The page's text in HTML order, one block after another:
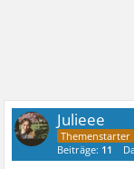
Julieee
Beiträge: 11